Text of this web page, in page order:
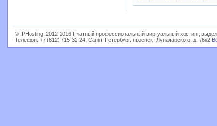
© IPHosting, 2012-2016 Платный профессиональный виртуальный хостинг,
Телефон: +7 (812) 715-32-24, Санкт-Петербург, проспект Луначарского, д. 76к2